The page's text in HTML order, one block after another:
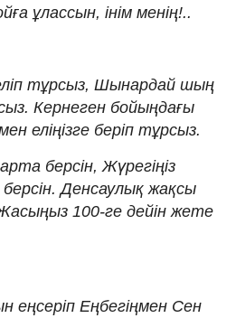
ұлассын, інім менің!..
тұрсыз, Шынардай шың
Кернеген бойыңдағы
еліңізге беріп тұрсыз.
берсін, Жүрегіңіз
Денсаулық жақсы
100-ге дейін жете
еңсеріп Еңбегіңмен Сен